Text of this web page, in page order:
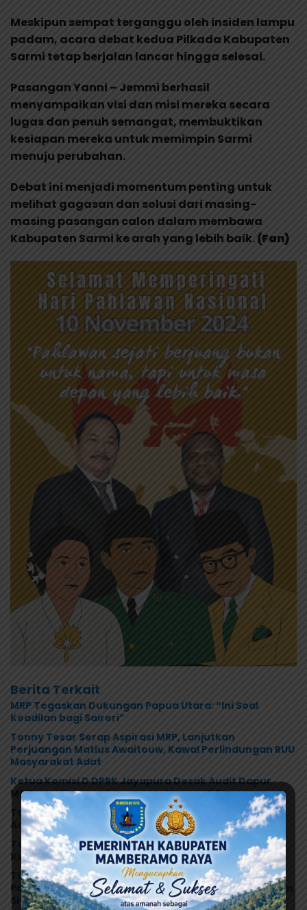
Meskipun sempat terganggu oleh insiden lampu
padam, acara debat kedua Pilkada Kabupaten
Sarmi tetap berjalan lancar hingga selesai.
Pasangan Yanni – Jemmi berhasil
menyampaikan visi dan misi mereka secara
lugas dan penuh semangat, membuktikan
kesiapan mereka untuk memimpin Sarmi
menuju perubahan.
Debat ini menjadi momentum penting untuk
melihat gagasan dan solusi dari masing-
masing pasangan calon dalam membawa
Kabupaten Sarmi ke arah yang lebih baik.(Fan)
Berita Terkait
MRP Tegaskan Dukungan Papua Utara: “Ini Soal
Keadilan bagi Saireri”
Tonny Tesar Serap Aspirasi MRP, Lanjutkan
Perjuangan Matius Awaitouw, Kawal Perlindungan RUU
Masyarakat Adat
Ketua Komisi D DPRK Jayapura Desak Audit Dapur
MBG Usai Dugaan Keracunan Massal di Depapre
Tonny Tesar: Jangan Alergi terhadap Aksi Damai,
Aspirasi HAM Adalah Bagian dari Demokrasi
Tonny Tesar dan BPIP RI Perkuat Relawan Gerakan
Kebijakan Pancasila di Jayapura
Tonny Tesar Resmi Buka Sekolah Kader NasDem
Papua, Siapkan Generasi Muda Berjiwa Nasionalis dan
Siap Memimpin